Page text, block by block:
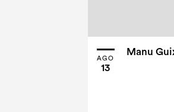
AGO
13
Manu